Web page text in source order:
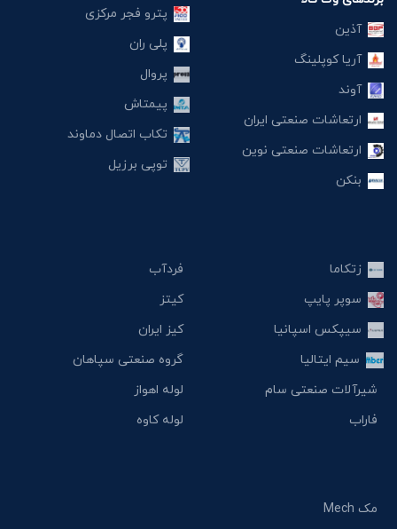
آذین
آریا کوپلینگ
آوند
ارتعاشات صنعتی ایران
ارتعاشات صنعتی نوین
بنکن
پترو فجر مرکزی
پلی ران
پروال
پیمتاش
تکاب اتصال دماوند
توپی برزیل
زتکاما
سوپر پایپ
سیپکس اسپانیا
سیم ایتالیا
شیرآلات صنعتی سام
فاراب
فردآب
کیتز
کیز ایران
گروه صنعتی سپاهان
لوله اهواز
لوله کاوه
مک Mech